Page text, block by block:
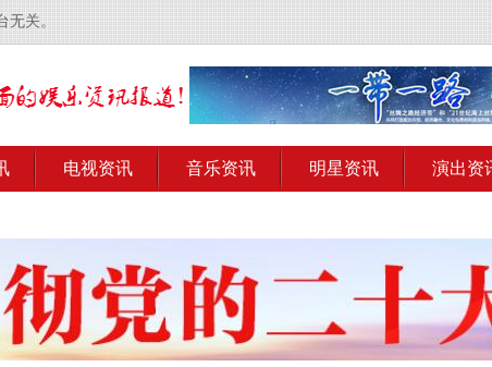
关。
电视资讯 音乐资讯 明星资讯 演出资